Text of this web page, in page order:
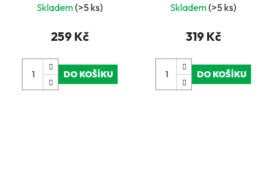
Skladem(>5 ks)
259 Kč
DO KOŠÍKU
Skladem(>5 ks)
319 Kč
DO KOŠÍKU